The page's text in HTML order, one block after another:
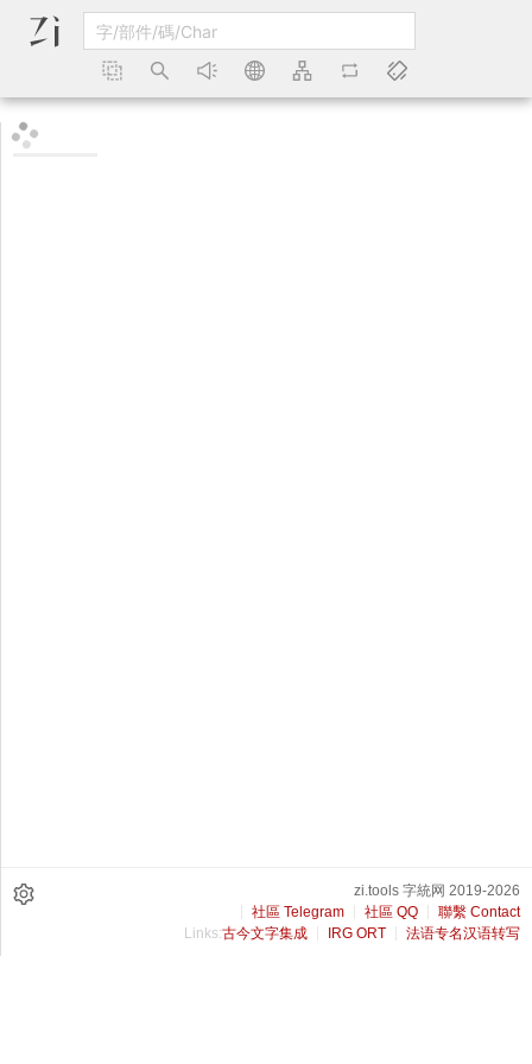
zi.tools 字統网 2019-2026
社區 Telegram
社區 QQ
聯繫 Contact
Links:古今文字集成 IRG ORT 法语专名汉语转写